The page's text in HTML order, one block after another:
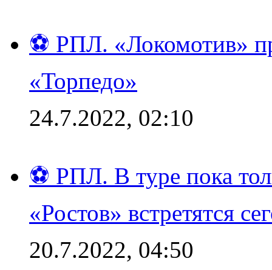
⚽ РПЛ. «Локомотив»
«Торпедо»
24.7.2022, 02:10
⚽ РПЛ. В туре пока
«Ростов» встретятся
20.7.2022, 04:50